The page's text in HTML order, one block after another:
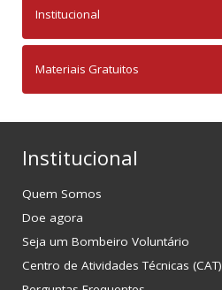
Institucional
Materiais Gratuitos
Institucional
Quem Somos
Doe agora
Seja um Bombeiro Voluntário
Centro de Atividades Técnicas (CAT)